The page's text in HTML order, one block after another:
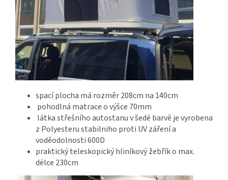
spací plocha má rozměr 208cm na 140cm
pohodlná matrace o výšce 70mm
látka střešního autostanu v šedé barvě je vyrobena
z Polyesteru stabilniho proti UV záření a
voděodolnosti 600D
praktický teleskopický hliníkový žebřík o max.
délce 230cm